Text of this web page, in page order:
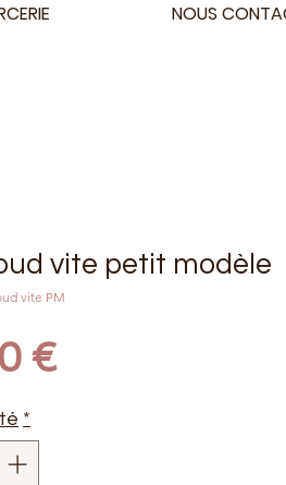
NOUS
vite petit modèle
vite PM
€Prix
*